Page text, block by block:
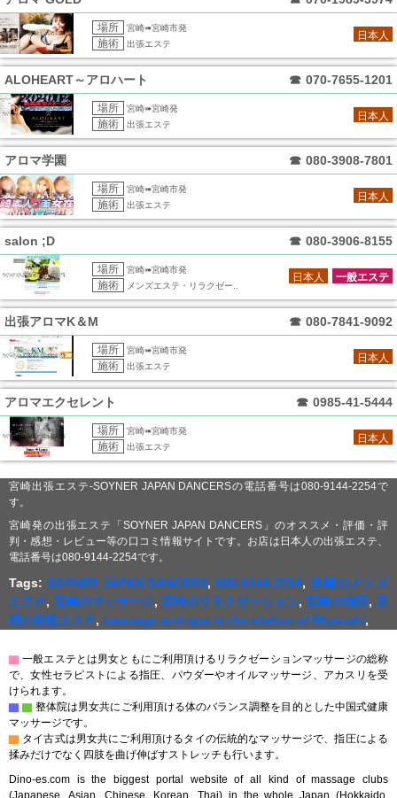
場所 宮崎➠宮崎市発
施術 出張エステ
日本人
ALOHEART～アロハート ☎ 070-7655-1201
場所 宮崎➠宮崎発
施術 出張エステ
日本人
アロマ学園 ☎ 080-3908-7801
場所 宮崎➠宮崎市発
施術 出張エステ
日本人
salon ;D ☎ 080-3906-8155
場所 宮崎➠宮崎市発
施術 メンズエステ・リラクゼー..
一般エステ
日本人
出張アロマK＆M ☎ 080-7841-9092
場所 宮崎➠宮崎市発
施術 出張エステ
日本人
アロマエクセレント ☎ 0985-41-5444
場所 宮崎➠宮崎市発
施術 出張エステ
日本人
宮崎出張エステ-SOYNER JAPAN DANCERSの電話番号は080-9144-2254で
す。
宮崎発の出張エステ「SOYNER JAPAN DANCERS」のオススメ・評価・評
判・感想・レビュー等の口コミ情報サイトです。お店は日本人の出張エステ、
電話番号は080-9144-2254です。
Tags: SOYNER JAPAN DANCERS,080-9144-2254,宮崎のメンズ
エステ, 宮崎のマッサージ, 宮崎のリラクゼーション,宮崎の指圧,宮
崎の男性エステ, massage and spa in the station of Miyazaki,
▇ 一般エステとは男女ともにご利用頂けるリラクゼーションマッサージの総称
で、女性セラピストによる指圧、パウダーやオイルマッサージ、アカスリを受
けられます。
▇ ▇ 整体院は男女共にご利用頂ける体のバランス調整を目的とした中国式健康
マッサージです。
▇ タイ古式は男女共にご利用頂けるタイの伝統的なマッサージで、指圧による
揉みだけでなく四肢を曲げ伸ばすストレッチも行います。
Dino-es.com is the biggest portal website of all kind of massage clubs
(Japanese, Asian, Chinese, Korean, Thai) in the whole Japan (Hokkaido,